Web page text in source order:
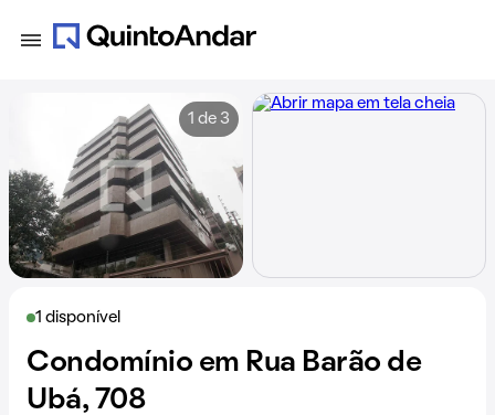
1 disponível
Condomínio em Rua Barão de
Ubá, 708
1 de 3